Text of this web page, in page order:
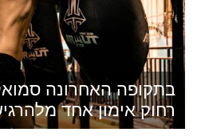
בתקופה האחרונה
רחוק אימון אחד